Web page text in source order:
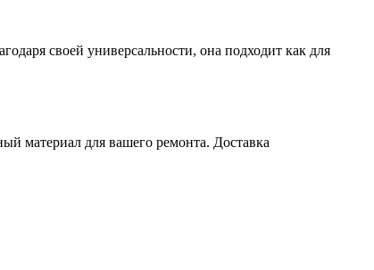
своей универсальности, она подходит как для
материал для вашего ремонта. Доставка